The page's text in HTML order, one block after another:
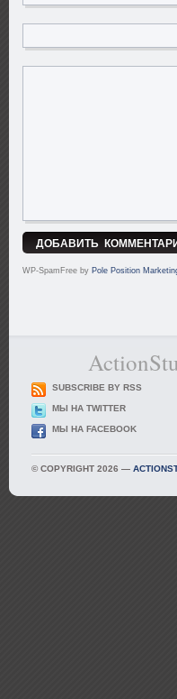
WP-SpamFree by Pole Position
SUBSCRIBE BY RSS
МЫ НА TWITTER
МЫ НА FACEBOOK
© COPYRIGHT 2026 —